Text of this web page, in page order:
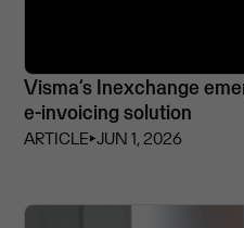
Visma’s Inexchange
e-invoicing solution
ARTICLE⏵JUN 1, 2026